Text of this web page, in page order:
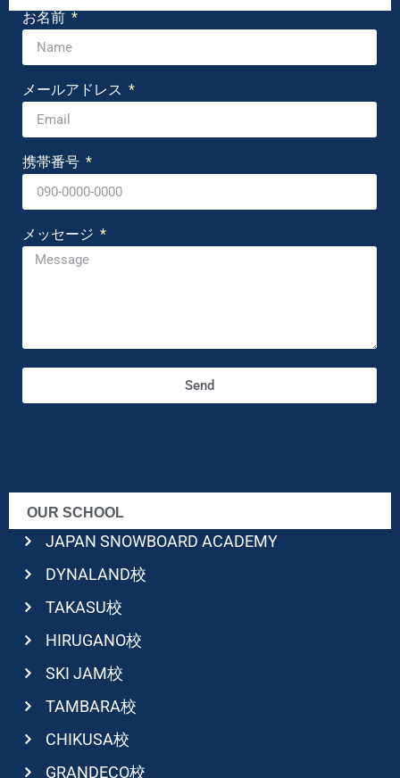
お名前
メールアドレス
携帯番号
メッセージ
Send
OUR SCHOOL
JAPAN SNOWBOARD ACADEMY
DYNALAND校
TAKASU校
HIRUGANO校
SKI JAM校
TAMBARA校
CHIKUSA校
GRANDECO校